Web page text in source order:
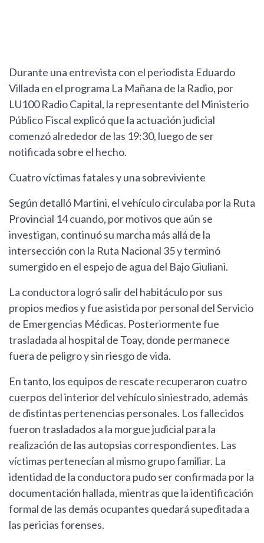
Durante una entrevista con el periodista Eduardo
Villada en el programa La Mañana de la Radio, por
LU100 Radio Capital, la representante del Ministerio
Público Fiscal explicó que la actuación judicial
comenzó alrededor de las 19:30, luego de ser
notificada sobre el hecho.
Cuatro víctimas fatales y una sobreviviente
Según detalló Martini, el vehículo circulaba por la Ruta
Provincial 14 cuando, por motivos que aún se
investigan, continuó su marcha más allá de la
intersección con la Ruta Nacional 35 y terminó
sumergido en el espejo de agua del Bajo Giuliani.
La conductora logró salir del habitáculo por sus
propios medios y fue asistida por personal del Servicio
de Emergencias Médicas. Posteriormente fue
trasladada al hospital de Toay, donde permanece
fuera de peligro y sin riesgo de vida.
En tanto, los equipos de rescate recuperaron cuatro
cuerpos del interior del vehículo siniestrado, además
de distintas pertenencias personales. Los fallecidos
fueron trasladados a la morgue judicial para la
realización de las autopsias correspondientes. Las
víctimas pertenecían al mismo grupo familiar. La
identidad de la conductora pudo ser confirmada por la
documentación hallada, mientras que la identificación
formal de las demás ocupantes quedará supeditada a
las pericias forenses.